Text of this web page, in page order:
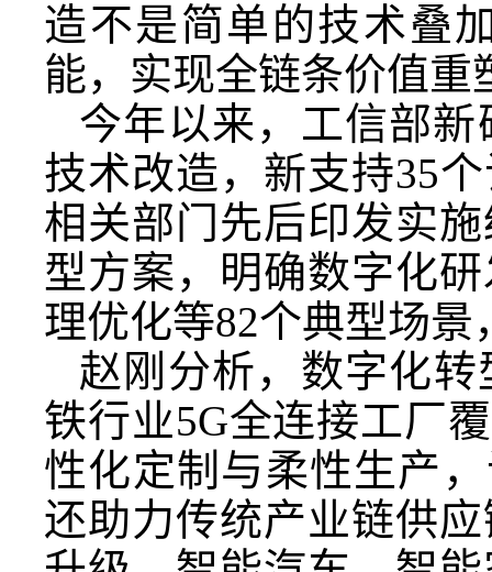
造不是简单的技术叠
能，实现全链条价值重
今年以来，工信部
技术改造，新支持35
相关部门先后印发实
型方案，明确数字化
理优化等82个典型场
赵刚分析，数字化
铁行业5G全连接工厂
性化定制与柔性生产
还助力传统产业链供